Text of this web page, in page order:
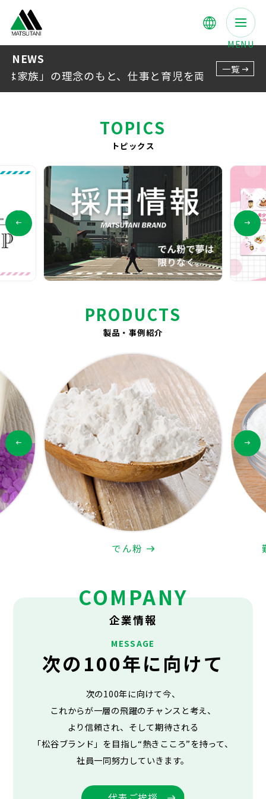
MENU
100年以上
NEWS
」の理念のもと、仕事と育児を両立できる職場づ
一覧
TOPICS
トピックス
PRODUCTS
製品・事例紹介
でん粉
COMPANY
企業情報
MESSAGE
次の100年に向けて
次の100年に向けて今、
これからが一層の飛躍のチャンスと考え、
より信頼され、 そして期待される
「松谷ブランド」を目指し“熱きこころ”を持って、
社員一同努力していきます。